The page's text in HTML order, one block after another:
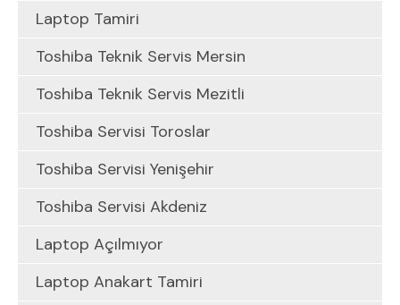
Laptop Tamiri
Toshiba Teknik Servis Mersin
Toshiba Teknik Servis Mezitli
Toshiba Servisi Toroslar
Toshiba Servisi Yenişehir
Toshiba Servisi Akdeniz
Laptop Açılmıyor
Laptop Anakart Tamiri